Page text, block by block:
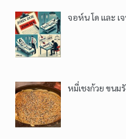
จอห์น โด และ
หมี่เชงก้วย ขนม